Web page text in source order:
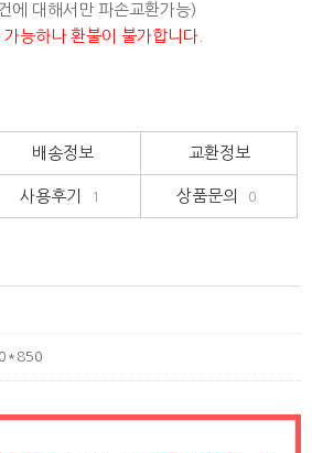
에 대해서만 파손교환가능)
능하나 환불이 불가합니다.
배송정보 교환정보
사용후기 1 상품문의 0